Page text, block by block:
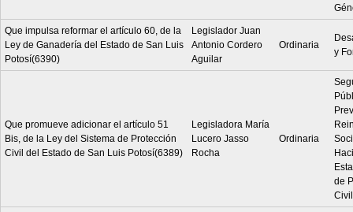
Que impulsa reformar el artículo 60, de la
Ley de Ganadería del Estado de San Luis
Potosí(6390)
Legislador Juan
Antonio Cordero
Aguilar
Ordinaria
y
Que promueve adicionar el artículo 51
Bis, de la Ley del Sistema de Protección
Civil del Estado de San Luis Potosí(6389)
Legisladora María
Lucero Jasso
Rocha
Ordinaria
de
Civil